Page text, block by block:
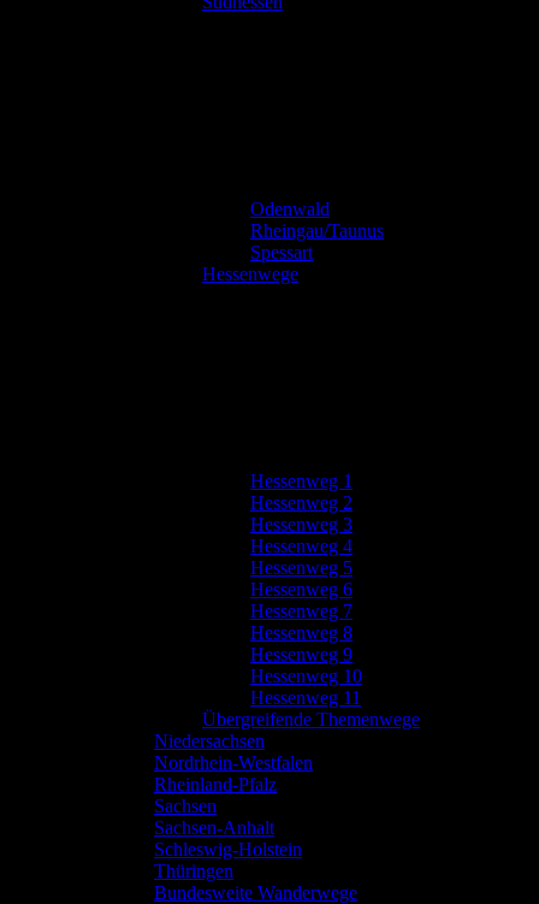
Odenwald
Rheingau/Taunus
Spessart
Hessenwege
Hessenweg 1
Hessenweg 2
Hessenweg 3
Hessenweg 4
Hessenweg 5
Hessenweg 6
Hessenweg 7
Hessenweg 8
Hessenweg 9
Hessenweg 10
Hessenweg 11
Übergreifende Themenwege
Niedersachsen
Nordrhein-Westfalen
Rheinland-Pfalz
Sachsen
Sachsen-Anhalt
Schleswig-Holstein
Thüringen
Bundesweite Wanderwege